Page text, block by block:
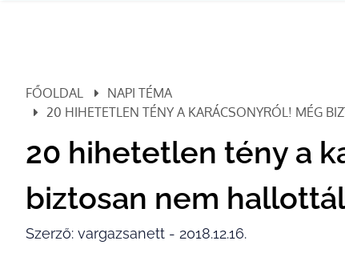
FŐOLDAL
NAPI TÉMA
20 HIHETETLEN TÉNY A KARÁCSONYRÓL! MÉG
20 hihetetlen tény a
biztosan nem
Szerző: vargazsanett - 2018.12.16.